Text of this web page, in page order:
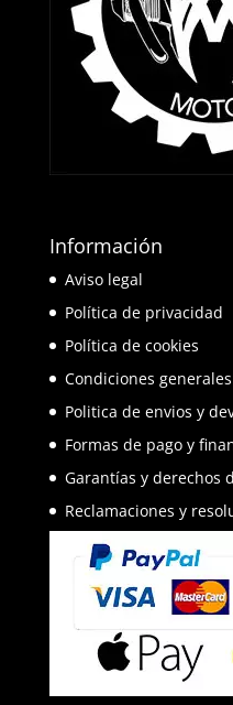
Información
Aviso legal
Política de privacidad
Política de cookies
Condiciones
Politica de envios y
Formas de pago y
Garantías y derechos
Reclamaciones y